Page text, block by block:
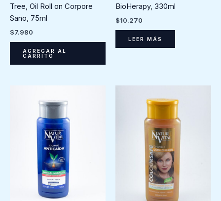
Tree, Oil Roll on Corpore
Sano, 75ml
$7.980
AGREGAR AL
CARRITO
BioHerapy, 330ml
$10.270
LEER MÁS